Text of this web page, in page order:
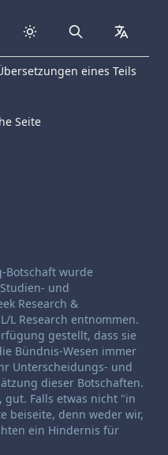
Search
eines Teils
Seite
Botschaft wurde
und
Research &
L Research entnommen.
gestellt, dass sie
Bündnis-Wesen immer
Unterscheidungs- und
dieser Botschaften.
gut. Falls etwas nicht "in
beiseite, denn weder wir,
ein Hindernis für